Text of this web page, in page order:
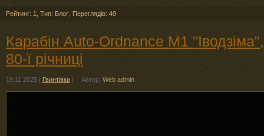
Рейтинг: 1 Тип: Блоґ Переглядів: 49
Карабін Auto-Ordnance M1
80-ї річниці
19.11.2025 | Гвинтівки | Автор: Web admin